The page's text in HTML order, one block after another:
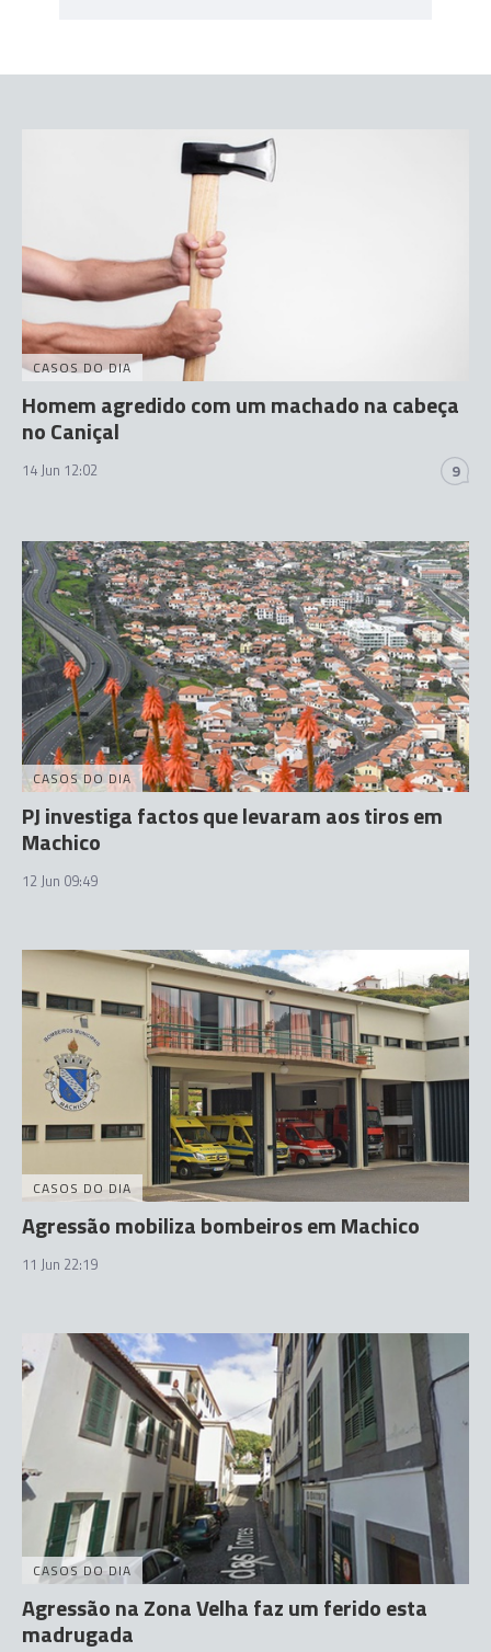
CASOS DO DIA
Homem agredido com um machado na cabeça
no Caniçal
14 Jun 12:02 9
CASOS DO DIA
PJ investiga factos que levaram aos tiros em
Machico
12 Jun 09:49
CASOS DO DIA
Agressão mobiliza bombeiros em Machico
11 Jun 22:19
CASOS DO DIA
Agressão na Zona Velha faz um ferido esta
madrugada